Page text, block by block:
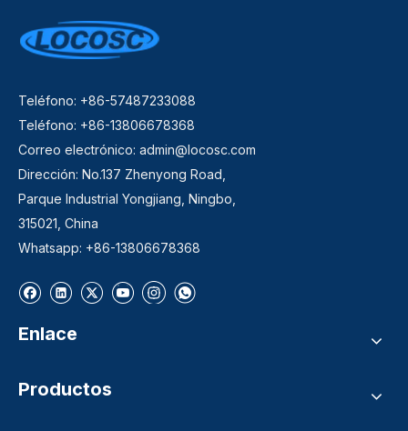
Teléfono: +86-57487233088
Teléfono: +86-13806678368
Correo electrónico: admin@locosc.com
Dirección: No.137 Zhenyong Road,
Parque Industrial Yongjiang, Ningbo,
315021, China
Whatsapp: +86-13806678368
Enlace
Productos